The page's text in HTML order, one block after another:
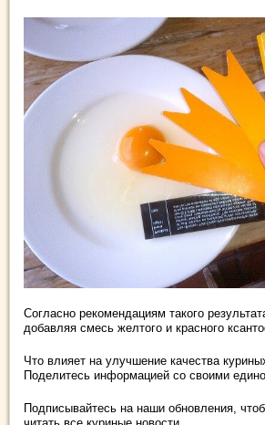
Согласно рекомендациям такого
добавляя смесь желтого и красного
Что влияет на улучшение качества
Поделитесь информацией со своими
Подписывайтесь на наши обновления,